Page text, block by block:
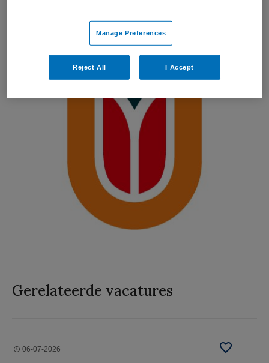
Gerelateerde vacatures
06-07-2026
Manage Preferences
Reject All I Accept